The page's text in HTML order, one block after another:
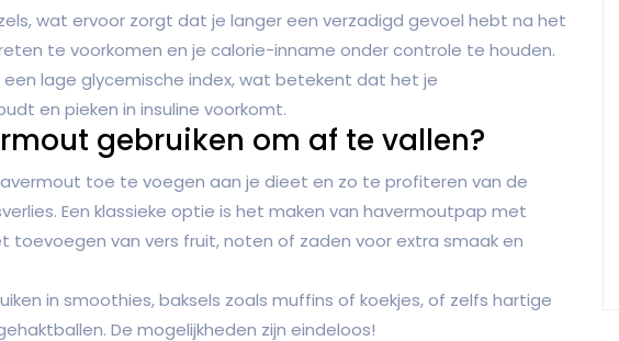
wat ervoor zorgt dat je langer een verzadigd gevoel hebt na het
te voorkomen en je calorie-inname onder controle te houden.
lage glycemische index, wat betekent dat het je
en pieken in insuline voorkomt.
gebruiken om af te vallen?
toe te voegen aan je dieet en zo te profiteren van de
Een klassieke optie is het maken van havermoutpap met
toevoegen van vers fruit, noten of zaden voor extra smaak en
in smoothies, baksels zoals muffins of koekjes, of zelfs hartige
De mogelijkheden zijn eindeloos!